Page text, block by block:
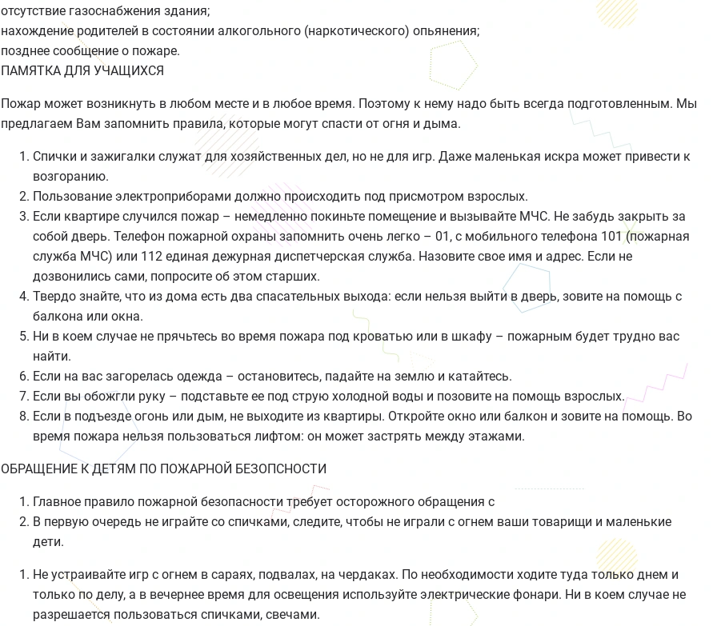
отсутствие газоснабжения здания;
нахождение родителей в состоянии алкогольного (наркотического) опьянения;
позднее сообщение о пожаре.
ПАМЯТКА ДЛЯ УЧАЩИХСЯ
Пожар может возникнуть в любом месте и в любое время. Поэтому к нему надо быть всегда подготовленным. Мы
предлагаем Вам запомнить правила, которые могут спасти от огня и дыма.
Спички и зажигалки служат для хозяйственных дел, но не для игр. Даже маленькая искра может привести к
возгоранию.
Пользование электроприборами должно происходить под присмотром взрослых.
Если квартире случился пожар – немедленно покиньте помещение и вызывайте МЧС. Не забудь закрыть за
собой дверь. Телефон пожарной охраны запомнить очень легко – 01, с мобильного телефона 101 (пожарная
служба МЧС) или 112 единая дежурная диспетчерская служба. Назовите свое имя и адрес. Если не
дозвонились сами, попросите об этом старших.
Твердо знайте, что из дома есть два спасательных выхода: если нельзя выйти в дверь, зовите на помощь с
балкона или окна.
Ни в коем случае не прячьтесь во время пожара под кроватью или в шкафу – пожарным будет трудно вас
найти.
Если на вас загорелась одежда – остановитесь, падайте на землю и катайтесь.
Если вы обожгли руку – подставьте ее под струю холодной воды и позовите на помощь взрослых.
Если в подъезде огонь или дым, не выходите из квартиры. Откройте окно или балкон и зовите на помощь. Во
время пожара нельзя пользоваться лифтом: он может застрять между этажами.
ОБРАЩЕНИЕ К ДЕТЯМ ПО ПОЖАРНОЙ БЕЗОПСНОСТИ
Главное правило пожарной безопасности требует осторожного обращения с
В первую очередь не играйте со спичками, следите, чтобы не играли с огнем ваши товарищи и маленькие
дети.
Не устраивайте игр с огнем в сараях, подвалах, на чердаках. По необходимости ходите туда только днем и
только по делу, а в вечернее время для освещения используйте электрические фонари. Ни в коем случае не
разрешается пользоваться спичками, свечами.